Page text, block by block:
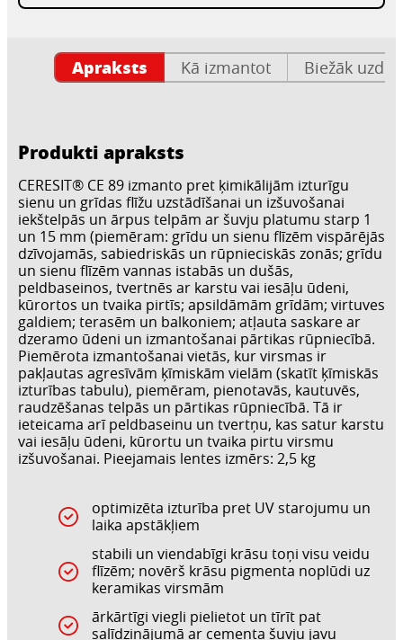
Apraksts Kā izmantot Biežāk
Produkti apraksts
CERESIT® CE 89 izmanto pret ķimikālijām izturīgu
sienu un grīdas flīžu uzstādīšanai un izšuvošanai
iekštelpās un ārpus telpām ar šuvju platumu starp 1
un 15 mm (piemēram: grīdu un sienu flīzēm vispārējās
dzīvojamās, sabiedriskās un rūpnieciskās zonās; grīdu
un sienu flīzēm vannas istabās un dušās,
peldbaseinos, tvertnēs ar karstu vai iesāļu ūdeni,
kūrortos un tvaika pirtīs; apsildāmām grīdām; virtuves
galdiem; terasēm un balkoniem; atļauta saskare ar
dzeramo ūdeni un izmantošanai pārtikas rūpniecībā.
Piemērota izmantošanai vietās, kur virsmas ir
pakļautas agresīvām ķīmiskām vielām (skatīt ķīmiskās
izturības tabulu), piemēram, pienotavās, kautuvēs,
raudzēšanas telpās un pārtikas rūpniecībā. Tā ir
ieteicama arī peldbaseinu un tvertņu, kas satur karstu
vai iesāļu ūdeni, kūrortu un tvaika pirtu virsmu
izšuvošanai. Pieejamais lentes izmērs: 2,5 kg
optimizēta izturība pret UV starojumu un
laika apstākļiem
stabili un viendabīgi krāsu toņi visu veidu
flīzēm; novērš krāsu pigmenta noplūdi uz
keramikas virsmām
ārkārtīgi viegli pielietot un tīrīt pat
salīdzinājumā ar cementa šuvju javu